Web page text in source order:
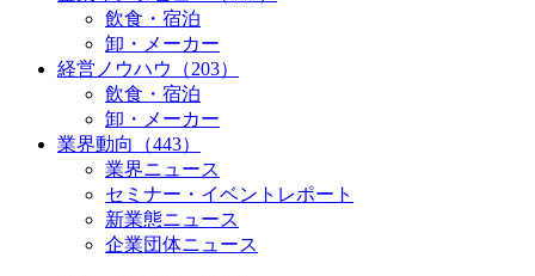
飲食・宿泊
卸・メーカー
経営ノウハウ（203）
飲食・宿泊
卸・メーカー
業界動向（443）
業界ニュース
セミナー・イベントレポート
新業態ニュース
企業団体ニュース